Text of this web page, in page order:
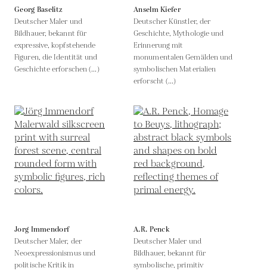
Georg Baselitz
Deutscher Maler und
Bildhauer, bekannt für
expressive, kopfstehende
Figuren, die Identität und
Geschichte erforschen (...)
Anselm Kiefer
Deutscher Künstler, der
Geschichte, Mythologie und
Erinnerung mit
monumentalen Gemälden und
symbolischen Materialien
erforscht (...)
Jorg Immendorf
Deutscher Maler, der
Neoexpressionismus und
politische Kritik in
A.R. Penck
Deutscher Maler und
Bildhauer, bekannt für
symbolische, primitiv